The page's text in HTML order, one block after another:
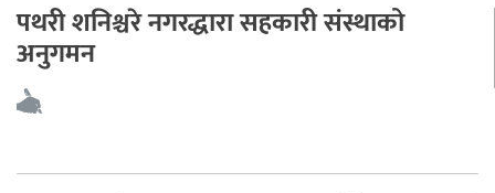
पथरी शनिश्चरे नगरद्धारा सहकारी संस्थाको
अनुगमन